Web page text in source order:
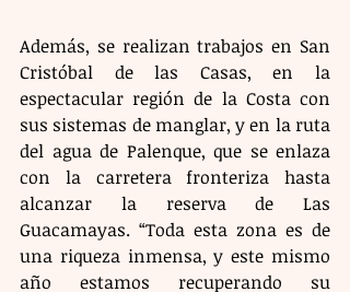
Además, se realizan trabajos en San
Cristóbal de las Casas, en la
espectacular región de la Costa con
sus sistemas de manglar, y en la ruta
del agua de Palenque, que se enlaza
con la carretera fronteriza hasta
alcanzar la reserva de Las
Guacamayas. “Toda esta zona es de
una riqueza inmensa, y este mismo
año estamos recuperando su